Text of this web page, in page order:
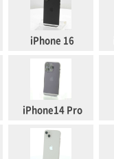
iPhone 16
iPhone14 Pro